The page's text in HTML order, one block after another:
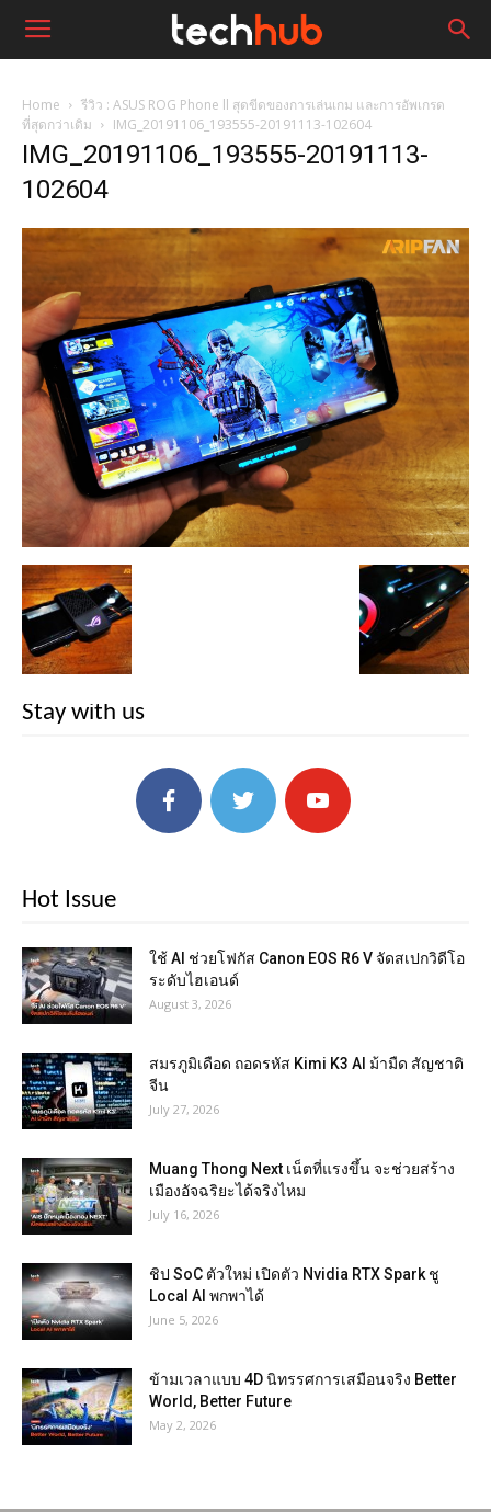
Home
รีวิว : ASUS ROG Phone ll สุดขีดของการเล่นเกม และการอัพเกรด
ที่สุดกว่าเดิม
IMG_20191106_193555-20191113-102604
IMG_20191106_193555-20191113-
102604
Stay with us
Hot Issue
ใช้ AI ช่วยโฟกัส Canon EOS R6 V จัดสเปกวิดีโอ
ระดับไฮเอนด์
August 3, 2026
สมรภูมิเดือด ถอดรหัส Kimi K3 AI ม้ามืด สัญชาติ
จีน
July 27, 2026
Muang Thong Next เน็ตที่แรงขึ้น จะช่วยสร้าง
เมืองอัจฉริยะได้จริงไหม
July 16, 2026
ชิป SoC ตัวใหม่ เปิดตัว Nvidia RTX Spark ชู
Local AI พกพาได้
June 5, 2026
ข้ามเวลาแบบ 4D นิทรรศการเสมือนจริง Better
World, Better Future
May 2, 2026